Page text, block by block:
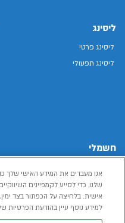
ליסינג
ליסינג פרטי
ליסינג תפעולי
חשמלי
רכב חשמלי
הכל על רכב חשמלי
אנו מעבדים את המידע האישי שלך
שלנו, כדי לסייע לקמפיינים
אישית. בלחיצה על הכפתור בצד
למידע נוסף עיין בהודעת הפרטיות